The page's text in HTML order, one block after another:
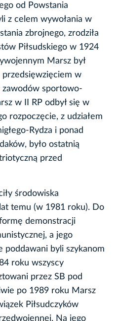
od Powstania
z celem wywołania w
zbrojnego, zrodziła
Piłsudskiego w 1924
Marsz był
w
zawodów sportowo-
w II RP odbył się w
rozpoczęcie, z udziałem
Rydza i ponad
było ostatnią
przed
środowiska
temu (w 1981 roku). Do
demonstracji
a jego
poddawani byli szykanom
roku wszyscy
przez SB pod
po 1989 roku Marsz
Piłsudczyków
Na jego